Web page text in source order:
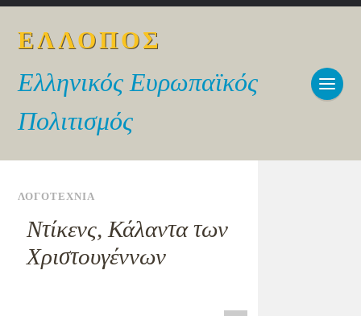
ΕΛΛΟΠΟΣ
Ελληνικός Ευρωπαϊκός
Πολιτισμός
ΛΟΓΟΤΕΧΝΙΑ
Ντίκενς, Κάλαντα των
Χριστουγέννων